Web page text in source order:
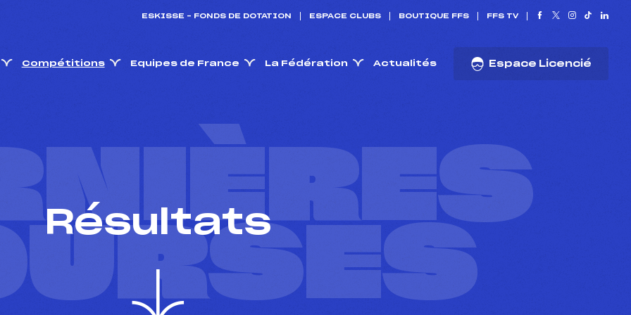
ESKISSE – FONDS DE DOTATION ESPACE CLUBS BOUTIQUE FFS FFS TV
Compétitions Equipes de France La Fédération Actualités Espace Licencié
Résultats